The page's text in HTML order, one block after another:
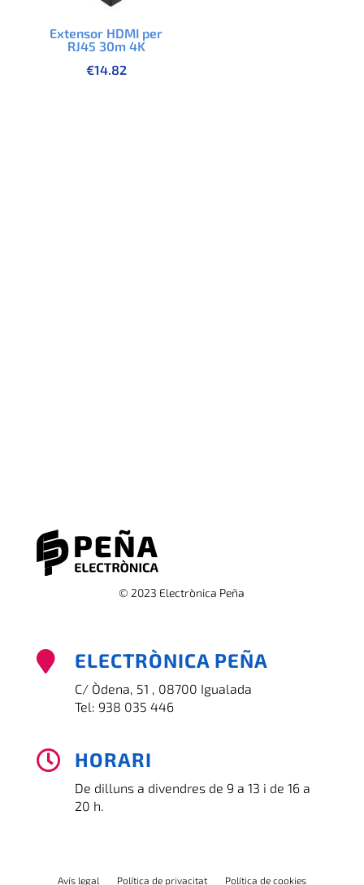
Extensor HDMI per
RJ45 30m 4K
€14.82
© 2023 Electrònica Peña
 ELECTRÒNICA PEÑA
C/ Òdena, 51 , 08700 Igualada
Tel: 938 035 446
 HORARI
De dilluns a divendres de 9 a 13 i de 16 a
20 h.
Avís legal Política de privacitat Política de cookies